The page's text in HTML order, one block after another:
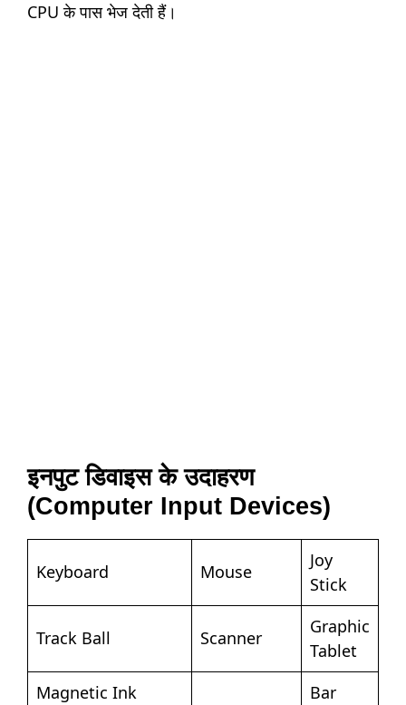
CPU के पास भेज देती हैं।
इनपुट डिवाइस के उदाहरण
(Computer Input Devices)
Keyboard Mouse
Joy
Stick
Track Ball Scanner
Graphic
Tablet
Magnetic Ink
Bar